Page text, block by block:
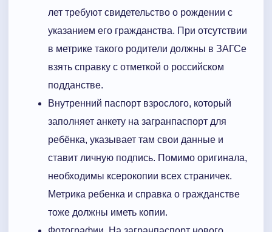
лет требуют свидетельство о рождении с
указанием его гражданства. При отсутствии
в метрике такого родители должны в ЗАГСе
взять справку с отметкой о российском
подданстве.
Внутренний паспорт взрослого, который
заполняет анкету на загранпаспорт для
ребёнка, указывает там свои данные и
ставит личную подпись. Помимо оригинала,
необходимы ксерокопии всех страничек.
Метрика ребенка и справка о гражданстве
тоже должны иметь копии.